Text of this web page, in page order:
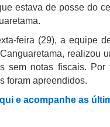
estava de posse do
feira (29), a equipe
realizou
sem notas fiscais.
foram apreendidos.
e acompanhe as